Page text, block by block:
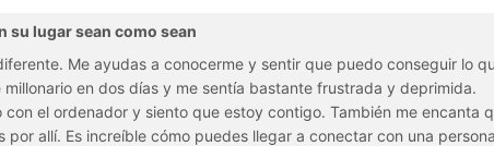
su lugar sean como sean
Me ayudas a conocerme y sentir que puedo conseguir lo
en dos días y me sentía bastante frustrada y deprimida.
el ordenador y siento que estoy contigo. También me encanta
allí. Es increíble cómo puedes llegar a conectar con una